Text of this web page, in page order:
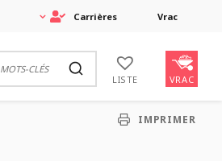
Carrières Vrac
LISTE VRAC
IMPRIMER